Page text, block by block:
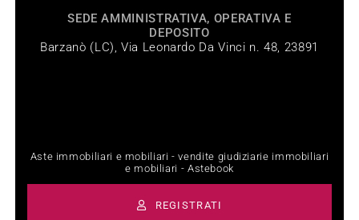
SEDE AMMINISTRATIVA, OPERATIVA E
DEPOSITO
Barzanò (LC), Via Leonardo Da Vinci n. 48, 23891
Aste immobiliari e mobiliari - vendite giudiziarie immobiliari
e mobiliari - Astebook
REGISTRATI